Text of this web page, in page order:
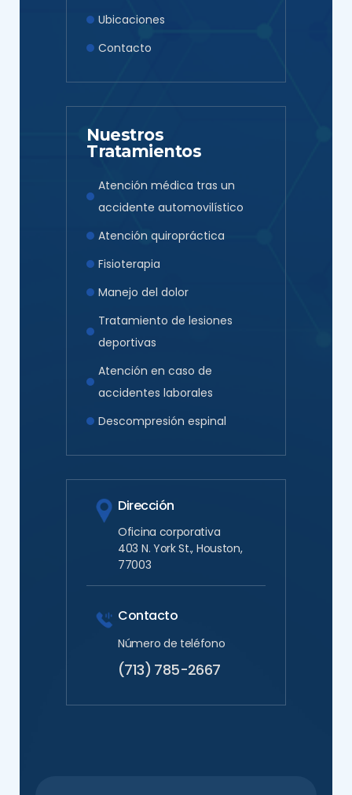
Ubicaciones
Contacto
Nuestros
Tratamientos
Atención médica tras un
accidente automovilístico
Atención quiropráctica
Fisioterapia
Manejo del dolor
Tratamiento de lesiones
deportivas
Atención en caso de
accidentes laborales
Descompresión espinal
Dirección
Oficina corporativa
403 N. York St., Houston,
77003
Contacto
Número de teléfono
(713) 785-2667